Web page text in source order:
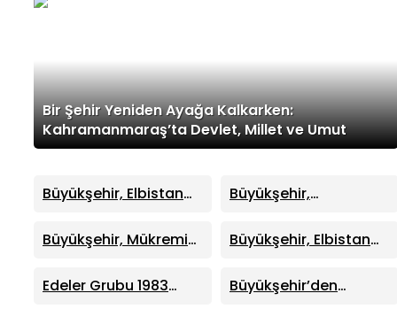
Bir Şehir Yeniden Ayağa Kalkarken:
Kahramanmaraş’ta Devlet, Millet ve Umut
Büyükşehir, Elbistan
Bulvarı’nda Büyük
Dönüşüm Başlattı
Büyükşehir,
Asfalt Mesaisinde
Büyükşehir, Mükremin
Asfalt Mesaisini
Başlattı
Büyükşehir, Elbistan
Yeni Görünümüne
Kavuşturuyor
Edeler Grubu 1983
Büyükşehir’den